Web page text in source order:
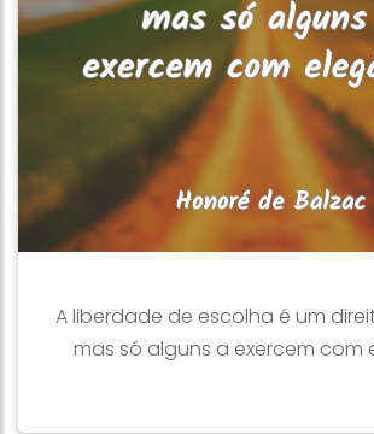
A liberdade de escolha é um
mas só alguns a exercem com